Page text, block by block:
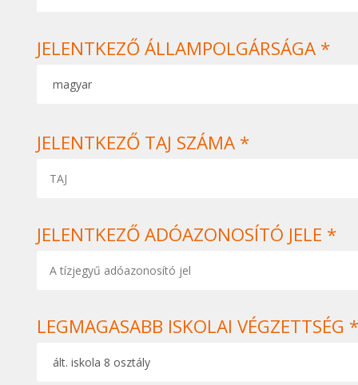
JELENTKEZŐ ÁLLAMPOLGÁRSÁGA *
JELENTKEZŐ TAJ SZÁMA *
JELENTKEZŐ ADÓAZONOSÍTÓ JELE *
LEGMAGASABB ISKOLAI VÉGZETTSÉG